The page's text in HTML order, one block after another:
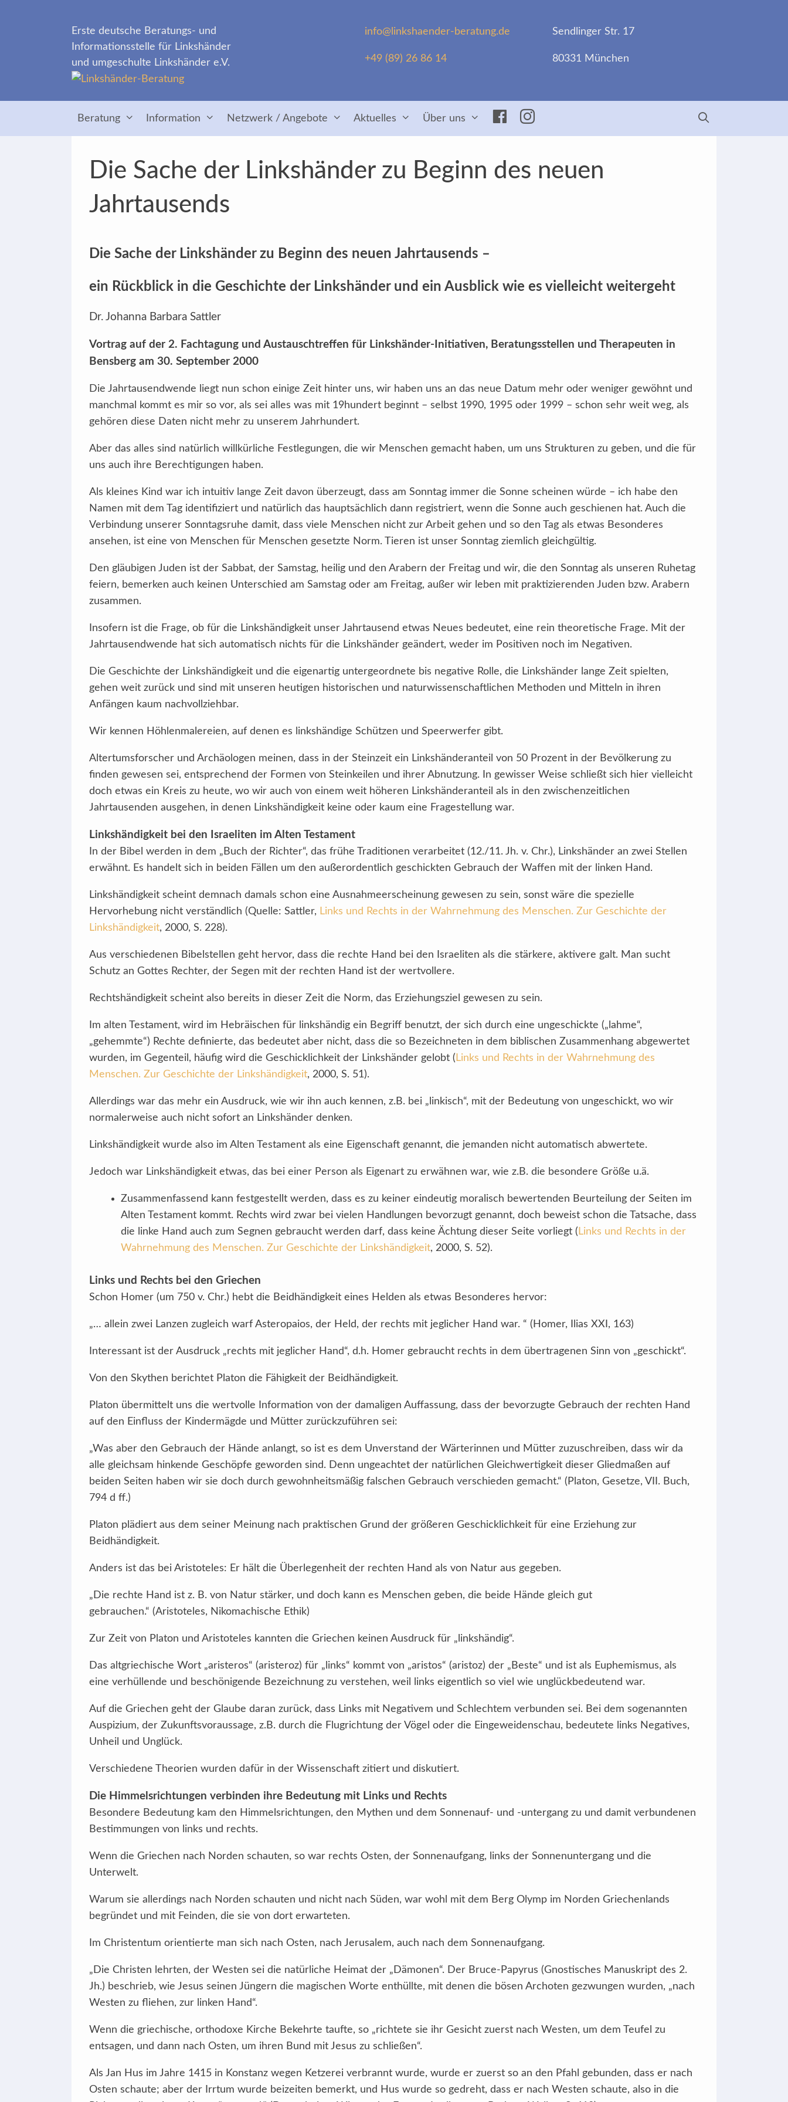
info@linkshaender-beratung.de
+49 (89) 26 86 14
Sendlinger Str. 17
80331 München
Erste deutsche Beratungs- und
Informationsstelle für Linkshänder
und umgeschulte Linkshänder e.V.
Beratung Information Netzwerk / Angebote Aktuelles Über uns Facebook
Insta
Die Sache der Linkshänder zu Beginn des neuen
Jahrtausends
Die Sache der Linkshänder zu Beginn des neuen Jahrtausends –
ein Rückblick in die Geschichte der Linkshänder und ein Ausblick wie es vielleicht weitergeht
Dr. Johanna Barbara Sattler
Vortrag auf der 2. Fachtagung und Austauschtreffen für Linkshänder-Initiativen, Beratungsstellen und Therapeuten in
Bensberg am 30. September 2000
Die Jahrtausendwende liegt nun schon einige Zeit hinter uns, wir haben uns an das neue Datum mehr oder weniger gewöhnt und
manchmal kommt es mir so vor, als sei alles was mit 19hundert beginnt – selbst 1990, 1995 oder 1999 – schon sehr weit weg, als
gehören diese Daten nicht mehr zu unserem Jahrhundert.
Aber das alles sind natürlich willkürliche Festlegungen, die wir Menschen gemacht haben, um uns Strukturen zu geben, und die für
uns auch ihre Berechtigungen haben.
Als kleines Kind war ich intuitiv lange Zeit davon überzeugt, dass am Sonntag immer die Sonne scheinen würde – ich habe den
Namen mit dem Tag identifiziert und natürlich das hauptsächlich dann registriert, wenn die Sonne auch geschienen hat. Auch die
Verbindung unserer Sonntagsruhe damit, dass viele Menschen nicht zur Arbeit gehen und so den Tag als etwas Besonderes
ansehen, ist eine von Menschen für Menschen gesetzte Norm. Tieren ist unser Sonntag ziemlich gleichgültig.
Den gläubigen Juden ist der Sabbat, der Samstag, heilig und den Arabern der Freitag und wir, die den Sonntag als unseren Ruhetag
feiern, bemerken auch keinen Unterschied am Samstag oder am Freitag, außer wir leben mit praktizierenden Juden bzw. Arabern
zusammen.
Insofern ist die Frage, ob für die Linkshändigkeit unser Jahrtausend etwas Neues bedeutet, eine rein theoretische Frage. Mit der
Jahrtausendwende hat sich automatisch nichts für die Linkshänder geändert, weder im Positiven noch im Negativen.
Die Geschichte der Linkshändigkeit und die eigenartig untergeordnete bis negative Rolle, die Linkshänder lange Zeit spielten,
gehen weit zurück und sind mit unseren heutigen historischen und naturwissenschaftlichen Methoden und Mitteln in ihren
Anfängen kaum nachvollziehbar.
Wir kennen Höhlenmalereien, auf denen es linkshändige Schützen und Speerwerfer gibt.
Altertumsforscher und Archäologen meinen, dass in der Steinzeit ein Linkshänderanteil von 50 Prozent in der Bevölkerung zu
finden gewesen sei, entsprechend der Formen von Steinkeilen und ihrer Abnutzung. In gewisser Weise schließt sich hier vielleicht
doch etwas ein Kreis zu heute, wo wir auch von einem weit höheren Linkshänderanteil als in den zwischenzeitlichen
Jahrtausenden ausgehen, in denen Linkshändigkeit keine oder kaum eine Fragestellung war.
Linkshändigkeit bei den Israeliten im Alten Testament
In der Bibel werden in dem „Buch der Richter“, das frühe Traditionen verarbeitet (12./11. Jh. v. Chr.), Linkshänder an zwei Stellen
erwähnt. Es handelt sich in beiden Fällen um den außerordentlich geschickten Gebrauch der Waffen mit der linken Hand.
Linkshändigkeit scheint demnach damals schon eine Ausnahmeerscheinung gewesen zu sein, sonst wäre die spezielle
Hervorhebung nicht verständlich (Quelle: Sattler, Links und Rechts in der Wahrnehmung des Menschen. Zur Geschichte der
Linkshändigkeit, 2000, S. 228).
Aus verschiedenen Bibelstellen geht hervor, dass die rechte Hand bei den Israeliten als die stärkere, aktivere galt. Man sucht
Schutz an Gottes Rechter, der Segen mit der rechten Hand ist der wertvollere.
Rechtshändigkeit scheint also bereits in dieser Zeit die Norm, das Erziehungsziel gewesen zu sein.
Im alten Testament, wird im Hebräischen für linkshändig ein Begriff benutzt, der sich durch eine ungeschickte („lahme“,
„gehemmte“) Rechte definierte, das bedeutet aber nicht, dass die so Bezeichneten in dem biblischen Zusammenhang abgewertet
wurden, im Gegenteil, häufig wird die Geschicklichkeit der Linkshänder gelobt ( Links und Rechts in der Wahrnehmung des
Menschen. Zur Geschichte der Linkshändigkeit, 2000, S. 51).
Allerdings war das mehr ein Ausdruck, wie wir ihn auch kennen, z.B. bei „linkisch“, mit der Bedeutung von ungeschickt, wo wir
normalerweise auch nicht sofort an Linkshänder denken.
Linkshändigkeit wurde also im Alten Testament als eine Eigenschaft genannt, die jemanden nicht automatisch abwertete.
Jedoch war Linkshändigkeit etwas, das bei einer Person als Eigenart zu erwähnen war, wie z.B. die besondere Größe u.ä.
Zusammenfassend kann festgestellt werden, dass es zu keiner eindeutig moralisch bewertenden Beurteilung der Seiten im
Alten Testament kommt. Rechts wird zwar bei vielen Handlungen bevorzugt genannt, doch beweist schon die Tatsache, dass
die linke Hand auch zum Segnen gebraucht werden darf, dass keine Ächtung dieser Seite vorliegt ( Links und Rechts in der
Wahrnehmung des Menschen. Zur Geschichte der Linkshändigkeit, 2000, S. 52).
Links und Rechts bei den Griechen
Schon Homer (um 750 v. Chr.) hebt die Beidhändigkeit eines Helden als etwas Besonderes hervor:
„… allein zwei Lanzen zugleich warf Asteropaios, der Held, der rechts mit jeglicher Hand war. “ (Homer, Ilias XXI, 163)
Interessant ist der Ausdruck „rechts mit jeglicher Hand“, d.h. Homer gebraucht rechts in dem übertragenen Sinn von „geschickt“.
Von den Skythen berichtet Platon die Fähigkeit der Beidhändigkeit.
Platon übermittelt uns die wertvolle Information von der damaligen Auffassung, dass der bevorzugte Gebrauch der rechten Hand
auf den Einfluss der Kindermägde und Mütter zurückzuführen sei:
„Was aber den Gebrauch der Hände anlangt, so ist es dem Unverstand der Wärterinnen und Mütter zuzuschreiben, dass wir da
alle gleichsam hinkende Geschöpfe geworden sind. Denn ungeachtet der natürlichen Gleichwertigkeit dieser Gliedmaßen auf
beiden Seiten haben wir sie doch durch gewohnheitsmäßig falschen Gebrauch verschieden gemacht.“ (Platon, Gesetze, VII. Buch,
794 d ff.)
Platon plädiert aus dem seiner Meinung nach praktischen Grund der größeren Geschicklichkeit für eine Erziehung zur
Beidhändigkeit.
Anders ist das bei Aristoteles: Er hält die Überlegenheit der rechten Hand als von Natur aus gegeben.
„Die rechte Hand ist z. B. von Natur stärker, und doch kann es Menschen geben, die beide Hände gleich gut
gebrauchen.“ (Aristoteles, Nikomachische Ethik)
Zur Zeit von Platon und Aristoteles kannten die Griechen keinen Ausdruck für „linkshändig“.
Das altgriechische Wort „aristeros“ (aristeroz) für „links“ kommt von „aristos“ (aristoz) der „Beste“ und ist als Euphemismus, als
eine verhüllende und beschönigende Bezeichnung zu verstehen, weil links eigentlich so viel wie unglückbedeutend war.
Auf die Griechen geht der Glaube daran zurück, dass Links mit Negativem und Schlechtem verbunden sei. Bei dem sogenannten
Auspizium, der Zukunftsvoraussage, z.B. durch die Flugrichtung der Vögel oder die Eingeweidenschau, bedeutete links Negatives,
Unheil und Unglück.
Verschiedene Theorien wurden dafür in der Wissenschaft zitiert und diskutiert.
Die Himmelsrichtungen verbinden ihre Bedeutung mit Links und Rechts
Besondere Bedeutung kam den Himmelsrichtungen, den Mythen und dem Sonnenauf- und -untergang zu und damit verbundenen
Bestimmungen von links und rechts.
Wenn die Griechen nach Norden schauten, so war rechts Osten, der Sonnenaufgang, links der Sonnenuntergang und die
Unterwelt.
Warum sie allerdings nach Norden schauten und nicht nach Süden, war wohl mit dem Berg Olymp im Norden Griechenlands
begründet und mit Feinden, die sie von dort erwarteten.
Im Christentum orientierte man sich nach Osten, nach Jerusalem, auch nach dem Sonnenaufgang.
„Die Christen lehrten, der Westen sei die natürliche Heimat der „Dämonen“. Der Bruce-Papyrus (Gnostisches Manuskript des 2.
Jh.) beschrieb, wie Jesus seinen Jüngern die magischen Worte enthüllte, mit denen die bösen Archoten gezwungen wurden, „nach
Westen zu fliehen, zur linken Hand“.
Wenn die griechische, orthodoxe Kirche Bekehrte taufte, so „richtete sie ihr Gesicht zuerst nach Westen, um dem Teufel zu
entsagen, und dann nach Osten, um ihren Bund mit Jesus zu schließen“.
Als Jan Hus im Jahre 1415 in Konstanz wegen Ketzerei verbrannt wurde, wurde er zuerst so an den Pfahl gebunden, dass er nach
Osten schaute; aber der Irrtum wurde beizeiten bemerkt, und Hus wurde so gedreht, dass er nach Westen schaute, also in die